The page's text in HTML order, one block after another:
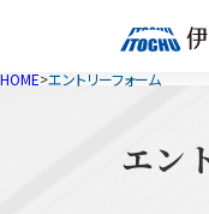
伊
藤
ハ
ウ
HOME エントリーフォーム
エン